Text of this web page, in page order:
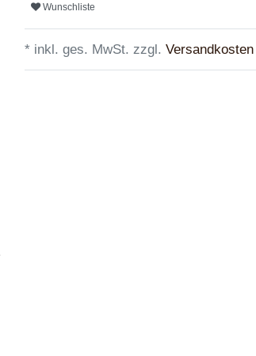
Wunschliste
* inkl. ges. MwSt. zzgl. Versandkosten